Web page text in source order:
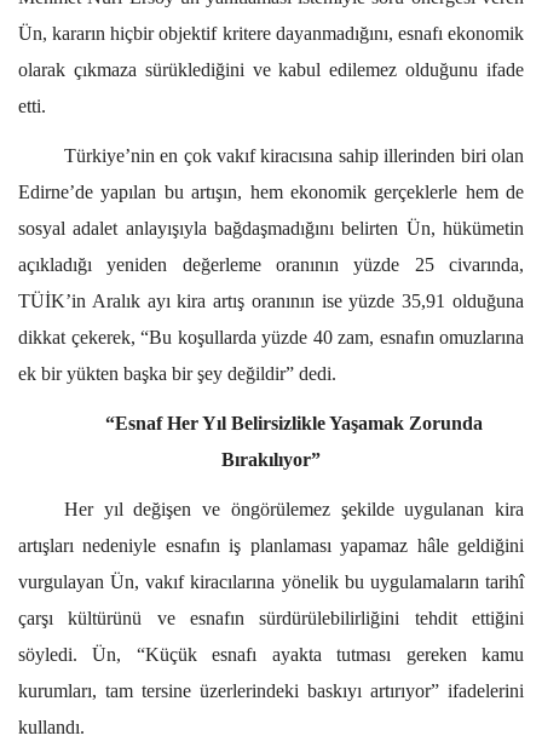
Ün, kararın hiçbir objektif kritere dayanmadığını, esnafı ekonomik
olarak çıkmaza sürüklediğini ve kabul edilemez olduğunu ifade
etti.
Türkiye’nin en çok vakıf kiracısına sahip illerinden biri olan
Edirne’de yapılan bu artışın, hem ekonomik gerçeklerle hem de
sosyal adalet anlayışıyla bağdaşmadığını belirten Ün, hükümetin
açıkladığı yeniden değerleme oranının yüzde 25 civarında,
TÜİK’in Aralık ayı kira artış oranının ise yüzde 35,91 olduğuna
dikkat çekerek, “Bu koşullarda yüzde 40 zam, esnafın omuzlarına
ek bir yükten başka bir şey değildir” dedi.
“Esnaf Her Yıl Belirsizlikle Yaşamak Zorunda
Bırakılıyor”
Her yıl değişen ve öngörülemez şekilde uygulanan kira
artışları nedeniyle esnafın iş planlaması yapamaz hâle geldiğini
vurgulayan Ün, vakıf kiracılarına yönelik bu uygulamaların tarihî
çarşı kültürünü ve esnafın sürdürülebilirliğini tehdit ettiğini
söyledi. Ün, “Küçük esnafı ayakta tutması gereken kamu
kurumları, tam tersine üzerlerindeki baskıyı artırıyor” ifadelerini
kullandı.